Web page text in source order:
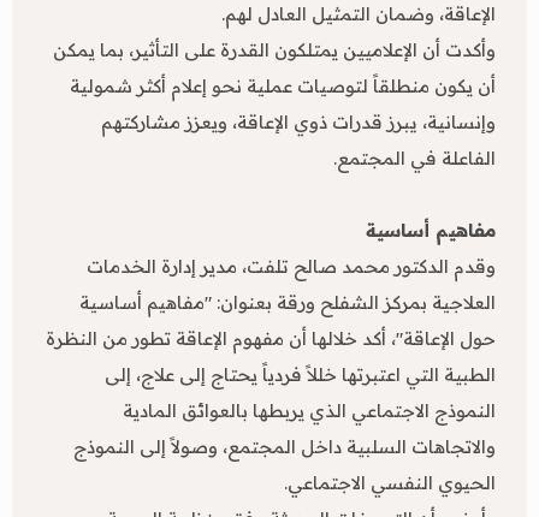
الإعاقة، وضمان التمثيل العادل لهم.
وأكدت أن الإعلاميين يمتلكون القدرة على التأثير، بما يمكن
أن يكون منطلقاً لتوصيات عملية نحو إعلام أكثر شمولية
وإنسانية، يبرز قدرات ذوي الإعاقة، ويعزز مشاركتهم
الفاعلة في المجتمع.
مفاهيم أساسية
وقدم الدكتور محمد صالح تلفت، مدير إدارة الخدمات
العلاجية بمركز الشفلح ورقة بعنوان: "مفاهيم أساسية
حول الإعاقة"، أكد خلالها أن مفهوم الإعاقة تطور من النظرة
الطبية التي اعتبرتها خللاً فردياً يحتاج إلى علاج، إلى
النموذج الاجتماعي الذي يربطها بالعوائق المادية
والاتجاهات السلبية داخل المجتمع، وصولاً إلى النموذج
الحيوي النفسي الاجتماعي.